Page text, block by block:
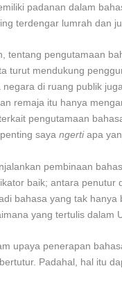
padanan dalam
terdengar lumrah dan
tentang pengutamaan
turut mendukung
di ruang publik
remaja itu hanya
pengutamaan
saya ngertiapa
pembinaan
baik; antara
bahasa yang tak
yang tertulis dalam
upaya penerapan
Padahal, hal itu